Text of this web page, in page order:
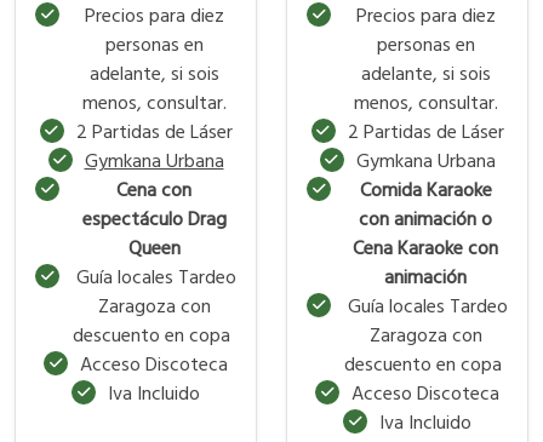
Precios para diez
personas en
adelante, si sois
menos, consultar.
2 Partidas de Láser
Gymkana Urbana
Cena con
espectáculo Drag
Queen
Guía locales Tardeo
Zaragoza con
descuento en copa
Acceso Discoteca
Iva Incluido
Precios para diez
personas en
adelante, si sois
menos, consultar.
2 Partidas de Láser
Gymkana Urbana
Comida Karaoke
con animación o
Cena Karaoke con
animación
Guía locales Tardeo
Zaragoza con
descuento en copa
Acceso Discoteca
Iva Incluido